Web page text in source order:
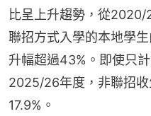
比呈上升趨勢，從
聯招方式入學的本地學
升幅超過43%。即使只
2025/26年度，非聯招
17.9%。